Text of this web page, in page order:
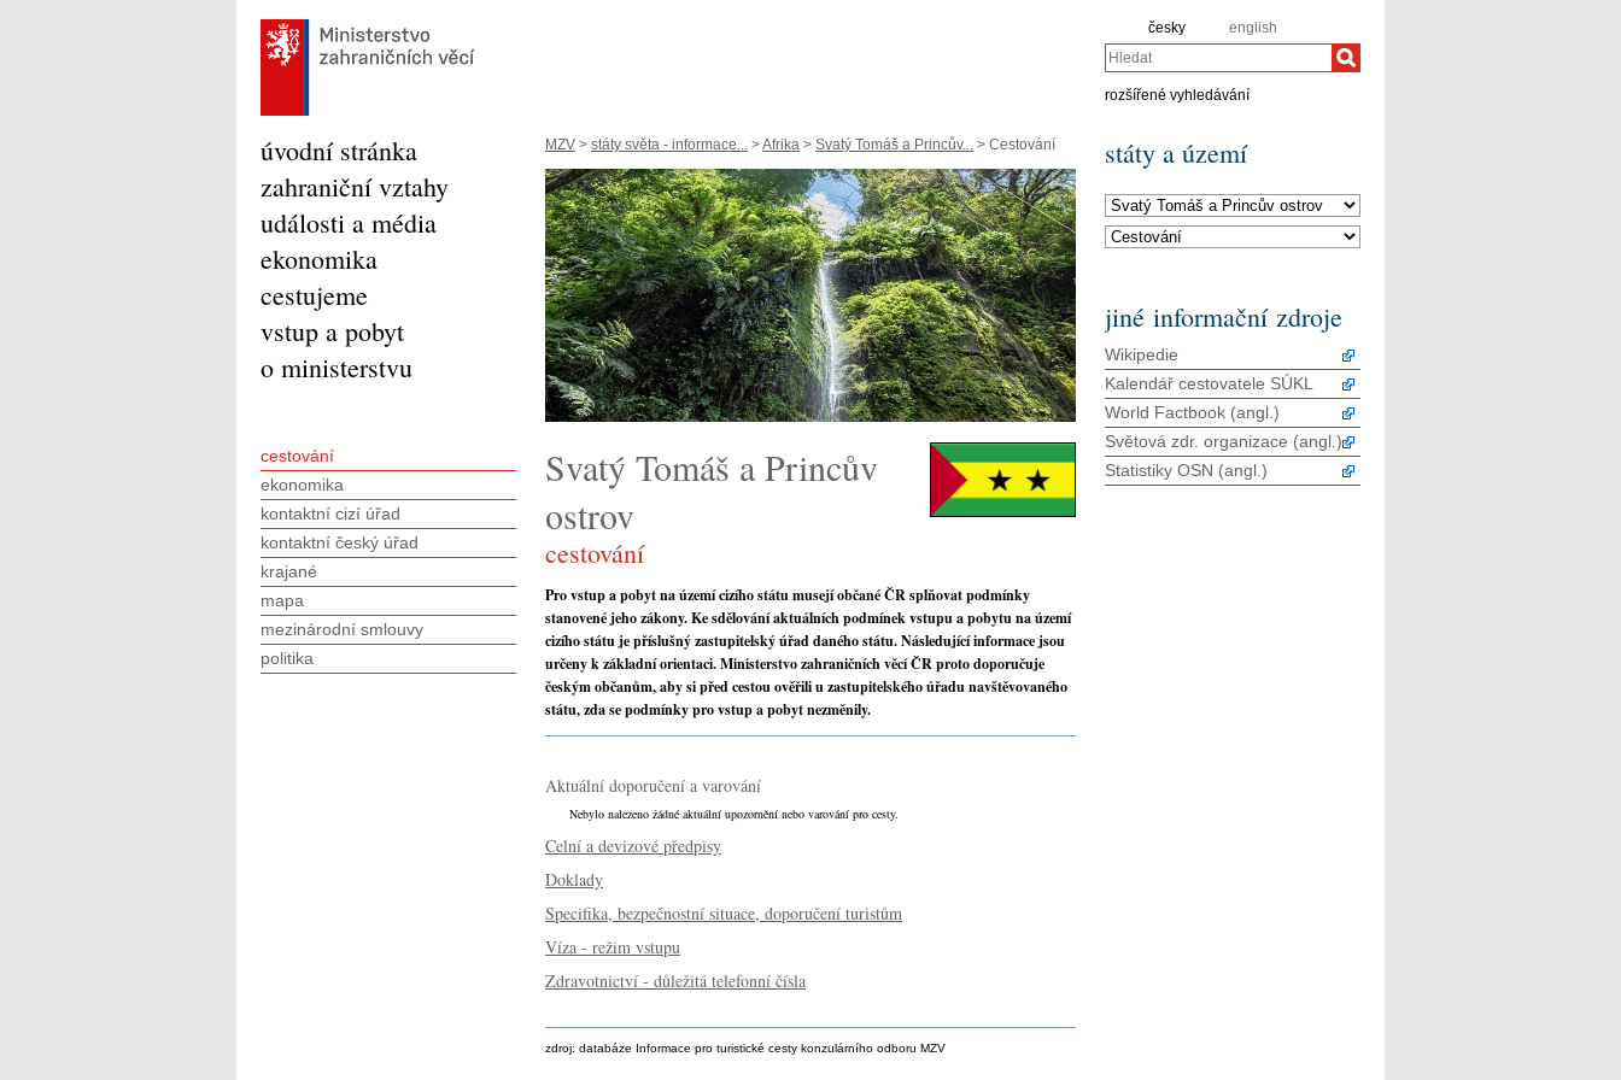
česky english
Hledat
rozšířené vyhledávání
MZV > státy světa - informace... >Afrika > Svatý Tomáš a Princův... > Cestování
Svatý Tomáš a Princův
ostrov
cestování
Pro vstup a pobyt na území cizího státu musejí občané ČR splňovat podmínky
stanovené jeho zákony. Ke sdělování aktuálních podmínek vstupu a pobytu na území
cizího státu je příslušný zastupitelský úřad daného státu. Následující informace jsou
určeny k základní orientaci. Ministerstvo zahraničních věcí ČR proto doporučuje
českým občanům, aby si před cestou ověřili u zastupitelského úřadu navštěvovaného
státu, zda se podmínky pro vstup a pobyt nezměnily.
Aktuální doporučení a varování
Nebylo nalezeno žádné aktuální upozornění nebo varování pro cesty.
Celní a devizové předpisy
Doklady
Specifika, bezpečnostní situace, doporučení turistům
Víza - režim vstupu
Zdravotnictví - důležitá telefonní čísla
zdroj: databáze Informace pro turistické cesty konzulárního odboru MZV
úvodní stránka
zahraniční vztahy
události a média
ekonomika
cestujeme
vstup a pobyt
o ministerstvu
cestování
ekonomika
kontaktní cizí úřad
kontaktní český úřad
krajané
mapa
mezinárodní smlouvy
politika
státy a území
jiné informační zdroje
Wikipedie
Kalendář cestovatele SÚKL
World Factbook (angl.)
Světová zdr. organizace (angl.)
Statistiky OSN (angl.)